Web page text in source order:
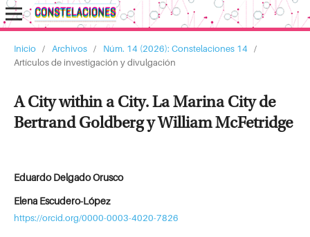
Inicio / Archivos / Núm. 14 (2026): Constelaciones 14
/
Artículos de investigación y divulgación
A City within a City. La Marina City de
Bertrand Goldberg y William McFetridge
Eduardo Delgado Orusco
Elena Escudero-López
https://orcid.org/0000-0003-4020-7826